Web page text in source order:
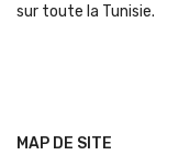
sur toute la Tunisie.
MAP DE SITE